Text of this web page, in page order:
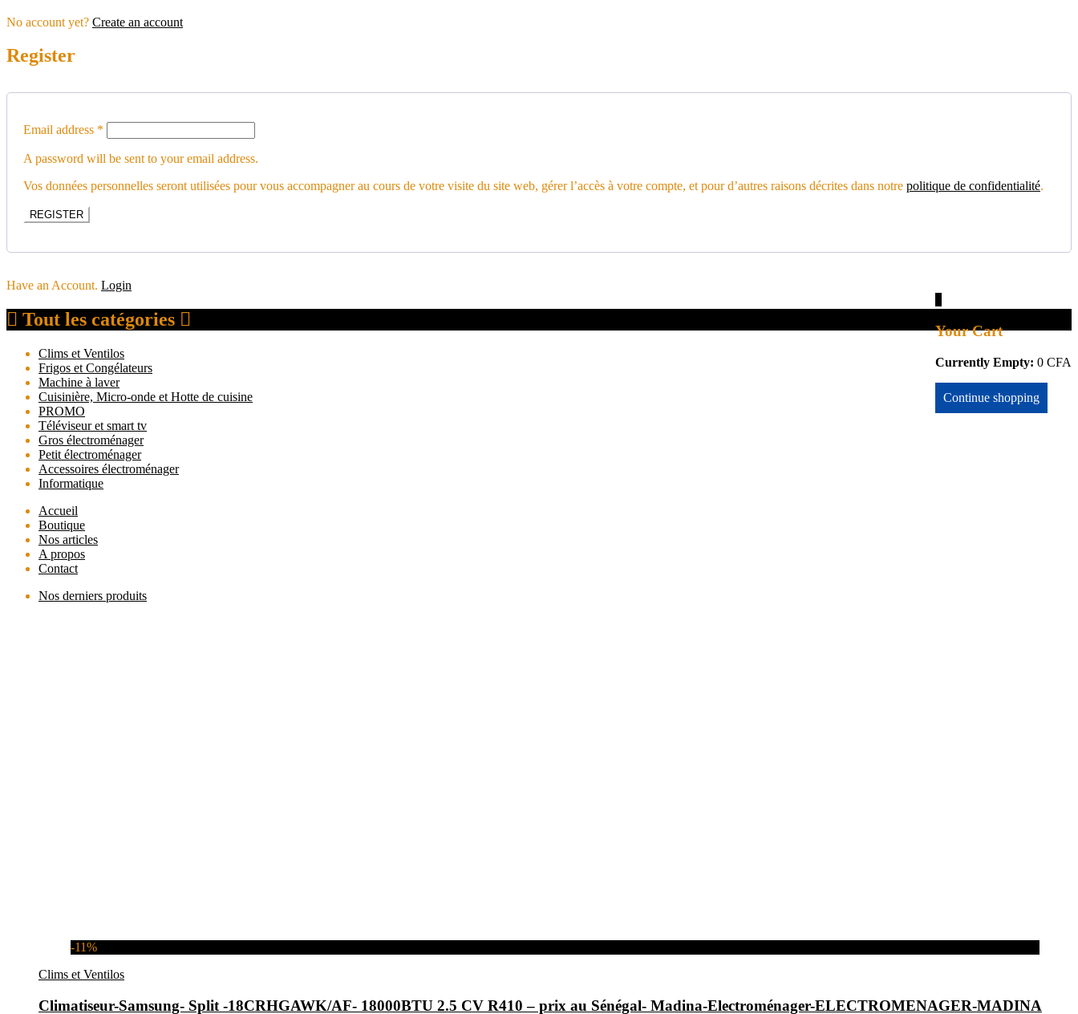
No account yet? Create an account
Register
Email address *
A password will be sent to your email address.
Vos données personnelles seront utilisées pour vous accompagner au cours de votre visite du site web, gérer l’accès à votre compte, et pour d’autres raisons décrites dans notre politique de confidentialité.
REGISTER
Have an Account. Login
Your Cart
Currently Empty: 0 CFA
Continue shopping
Tout les catégories
Clims et Ventilos
Frigos et Congélateurs
Machine à laver
Cuisinière, Micro-onde et Hotte de cuisine
PROMO
Téléviseur et smart tv
Gros électroménager
Petit électroménager
Accessoires électroménager
Informatique
Accueil
Boutique
Nos articles
A propos
Contact
Nos derniers produits
-11%
Clims et Ventilos
Climatiseur-Samsung- Split -18CRHGAWK/AF- 18000BTU 2.5 CV R410 – prix au Sénégal- Madina-Electroménager-ELECTROMENAGER-MADINA